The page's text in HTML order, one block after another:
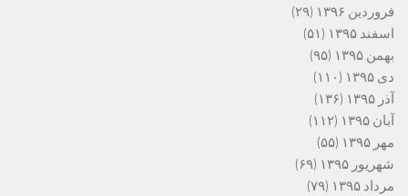
فروردین ۱۳۹۶
(۲۹)
اسفند ۱۳۹۵
(۵۱)
بهمن ۱۳۹۵
(۹۵)
دی ۱۳۹۵
(۱۱۰)
آذر ۱۳۹۵
(۱۳۶)
آبان ۱۳۹۵
(۱۱۲)
مهر ۱۳۹۵
(۵۵)
شهریور ۱۳۹۵
(۶۹)
مرداد ۱۳۹۵
(۷۹)